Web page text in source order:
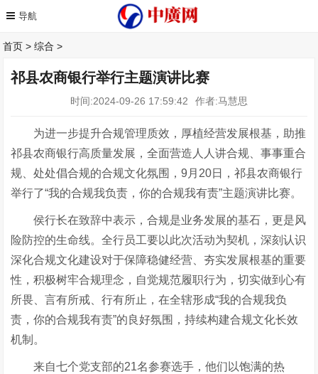
首页 >综合 >
祁县农商银行举行主题演讲比赛
时间:2024-09-26 17:59:42 作者:马慧思
为进一步提升合规管理质效，厚植经营发展根基，助推
祁县农商银行高质量发展，全面营造人人讲合规、事事重合
规、处处倡合规的合规文化氛围，9 月 20日，祁县农商银行
举行了“我的合规我负责，你的合规我有责”主题演讲比赛。
侯行长在致辞中表示，合规是业务发展的基石，更是风
险防控的生命线。全行员工要以此次活动为契机，深刻认识
深化合规文化建设对于保障稳健经营、夯实发展根基的重要
性，积极树牢合规理念，自觉规范履职行为，切实做到心有
所畏、言有所戒、行有所止，在全辖形成“我的合规我负
责，你的合规我有责”的良好氛围，持续构建合规文化长效
机制。
来自七个党支部的21名参赛选手，他们以饱满的热